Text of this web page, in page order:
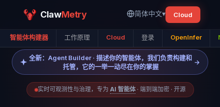
ClawMetry 简体中文▾ Cloud
智能体构建器 工作原理 Cloud 登录 OpenInfer
全新：Agent Builder · 描述你的智能体，我们负责构建和
托管，它的一举一动尽在你的掌握
→
实时可观测性与治理，专为 AI 智能体 · 端到端加密 · 开源